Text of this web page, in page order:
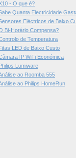
- O que é?
Quanta Electricidade
Eléctricos de Baixo
Bi-Horário Compensa?
de Temperatura
LED de Baixo Custo
IP WiFi Económica
Lumiware
ao Roomba 555
ao Philips HomeRun